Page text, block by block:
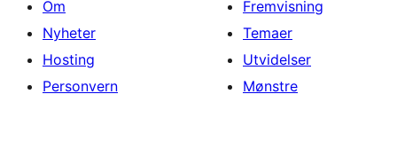
Om
Nyheter
Hosting
Personvern
Fremvisning
Temaer
Utvidelser
Mønstre